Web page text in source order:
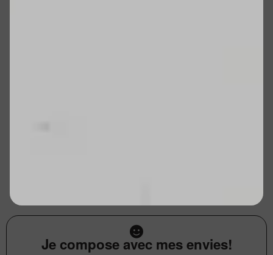
Je compose avec mes envies!